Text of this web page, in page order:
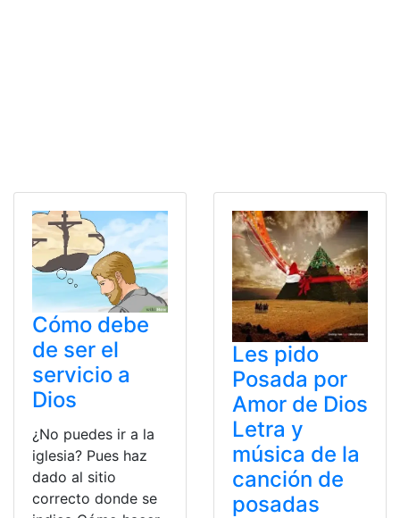
Cómo debe
de ser el
servicio a
Dios
¿No puedes ir a la
iglesia? Pues haz
dado al sitio
correcto donde se
Les pido
Posada por
Amor de Dios
Letra y
música de la
canción de
posadas